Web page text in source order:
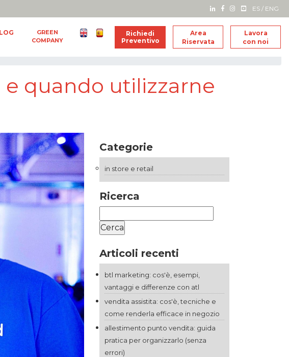
ES / ENG
GREEN
COMPANY
Richiedi
Preventivo
Area
Riservata
Lavora
con noi
e quando utilizzarne
Categorie
in store e retail
Ricerca
per:
Articoli recenti
btl marketing: cos'è, esempi,
vantaggi e differenze con atl
vendita assistita: cos'è, tecniche e
come renderla efficace in negozio
allestimento punto vendita: guida
pratica per organizzarlo (senza
errori)